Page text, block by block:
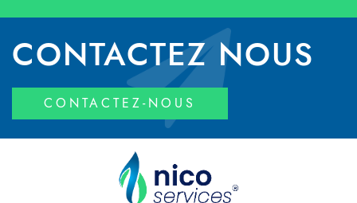
CONTACTEZ NOUS
CONTACTEZ-NOUS